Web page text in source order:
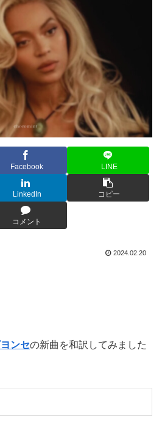
Facebook LINE
LinkedIn コピー
コメント
2024.02.20
ヨンセの新曲を和訳してみました